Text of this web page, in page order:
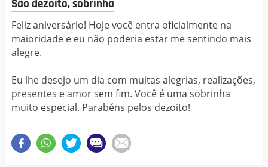
São dezoito, sobrinha
Feliz aniversário! Hoje você entra oficialmente na
maioridade e eu não poderia estar me sentindo mais
alegre.
Eu lhe desejo um dia com muitas alegrias, realizações,
presentes e amor sem fim. Você é uma sobrinha
muito especial. Parabéns pelos dezoito!